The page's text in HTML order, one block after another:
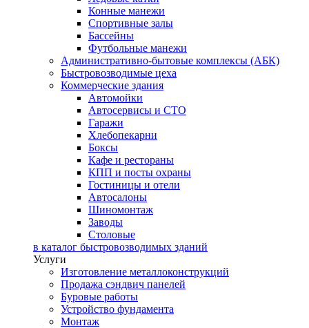
Конные манежи
Спортивные залы
Бассейны
Футбольные манежи
Административно-бытовые комплексы (АБК)
Быстровозводимые цеха
Коммерческие здания
Автомойки
Автосервисы и СТО
Гаражи
Хлебопекарни
Боксы
Кафе и рестораны
КПП и посты охраны
Гостиницы и отели
Автосалоны
Шиномонтаж
Заводы
Столовые
в каталог быстровозводимых зданий
Услуги
Изготовление металлоконструкций
Продажа сэндвич панелей
Буровые работы
Устройство фундамента
Монтаж